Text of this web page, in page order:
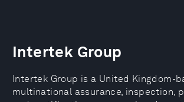
Intertek Group
Intertek Group is a United Kingdom-
multinational assurance, inspection,